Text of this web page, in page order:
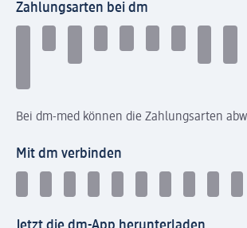
Zahlungsarten bei dm
Bei dm-med können die Zahlungsarten
Mit dm verbinden